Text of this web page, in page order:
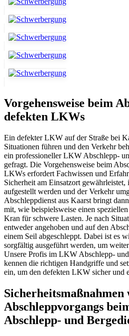
Vorgehensweise beim
defekten LKWs
Ein defekter LKW auf der Straße bei
Situationen führen und den Verkehr
ein professioneller LKW Abschlepp-
gefragt. Die Vorgehensweise beim
LKWs erfordert Fachwissen und
Sicherheit am Einsatzort gewährleistet,
aufgestellt werden und der Verkehr
Abschleppdienst aus Kaarst bringt
mit, wie beispielsweise einen
Kran für schwere Lasten. Je nach
entweder angehoben und auf den
einem Seil abgeschleppt. Dabei ist es
sorgfältig ausgeführt werden, um
Unsere Profis im LKW Abschlepp-
kennen die richtigen Handgriffe und
ein, um den defekten LKW sicher und
Sicherheitsmaßnahmen
Abschleppvorgangs
Abschlepp- und